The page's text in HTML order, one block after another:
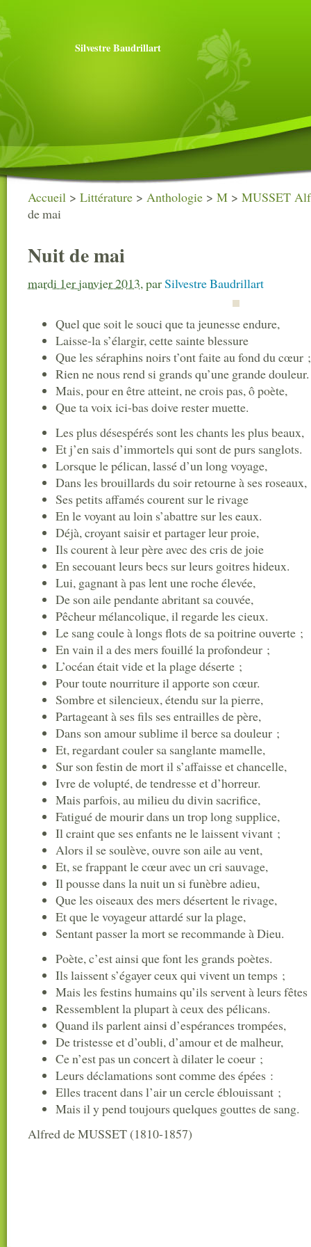
Silvestre Baudrillart
Accueil > Littérature > Anthologie > M > MUSSET
de mai
Nuit de mai
mardi 1er janvier 2013,parSilvestre Baudrillart
Quel que soit le souci que ta jeunesse endure,
Laisse-la s’élargir, cette sainte blessure
Que les séraphins noirs t’ont faite au fond du cœur ;
Rien ne nous rend si grands qu’une grande douleur.
Mais, pour en être atteint, ne crois pas, ô poète,
Que ta voix ici-bas doive rester muette.
Les plus désespérés sont les chants les plus beaux,
Et j’en sais d’immortels qui sont de purs sanglots.
Lorsque le pélican, lassé d’un long voyage,
Dans les brouillards du soir retourne à ses roseaux,
Ses petits affamés courent sur le rivage
En le voyant au loin s’abattre sur les eaux.
Déjà, croyant saisir et partager leur proie,
Ils courent à leur père avec des cris de joie
En secouant leurs becs sur leurs goitres hideux.
Lui, gagnant à pas lent une roche élevée,
De son aile pendante abritant sa couvée,
Pêcheur mélancolique, il regarde les cieux.
Le sang coule à longs flots de sa poitrine ouverte ;
En vain il a des mers fouillé la profondeur ;
L’océan était vide et la plage déserte ;
Pour toute nourriture il apporte son cœur.
Sombre et silencieux, étendu sur la pierre,
Partageant à ses fils ses entrailles de père,
Dans son amour sublime il berce sa douleur ;
Et, regardant couler sa sanglante mamelle,
Sur son festin de mort il s’affaisse et chancelle,
Ivre de volupté, de tendresse et d’horreur.
Mais parfois, au milieu du divin sacrifice,
Fatigué de mourir dans un trop long supplice,
Il craint que ses enfants ne le laissent vivant ;
Alors il se soulève, ouvre son aile au vent,
Et, se frappant le cœur avec un cri sauvage,
Il pousse dans la nuit un si funèbre adieu,
Que les oiseaux des mers désertent le rivage,
Et que le voyageur attardé sur la plage,
Sentant passer la mort se recommande à Dieu.
Poète, c’est ainsi que font les grands poètes.
Ils laissent s’égayer ceux qui vivent un temps ;
Mais les festins humains qu’ils servent à leurs fêtes
Ressemblent la plupart à ceux des pélicans.
Quand ils parlent ainsi d’espérances trompées,
De tristesse et d’oubli, d’amour et de malheur,
Ce n’est pas un concert à dilater le coeur ;
Leurs déclamations sont comme des épées :
Elles tracent dans l’air un cercle éblouissant ;
Mais il y pend toujours quelques gouttes de sang.
Alfred de MUSSET (1810-1857)